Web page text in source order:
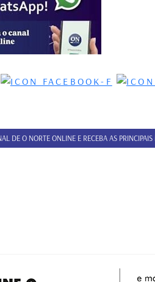
DE O NORTE ONLINE E RECEBA AS